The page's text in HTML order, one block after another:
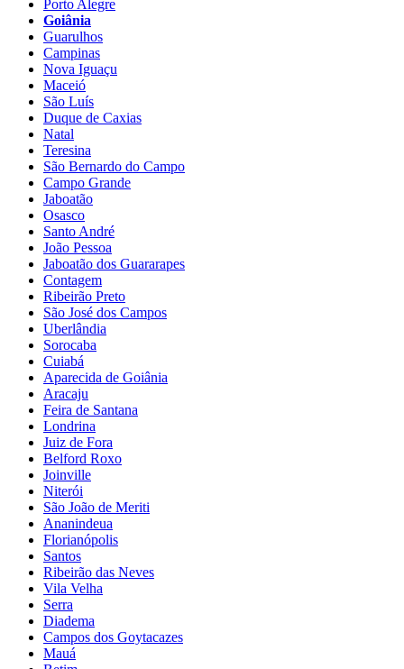
Porto Alegre
Goiânia
Guarulhos
Campinas
Nova Iguaçu
Maceió
São Luís
Duque de Caxias
Natal
Teresina
São Bernardo do Campo
Campo Grande
Jaboatão
Osasco
Santo André
João Pessoa
Jaboatão dos Guararapes
Contagem
Ribeirão Preto
São José dos Campos
Uberlândia
Sorocaba
Cuiabá
Aparecida de Goiânia
Aracaju
Feira de Santana
Londrina
Juiz de Fora
Belford Roxo
Joinville
Niterói
São João de Meriti
Ananindeua
Florianópolis
Santos
Ribeirão das Neves
Vila Velha
Serra
Diadema
Campos dos Goytacazes
Mauá